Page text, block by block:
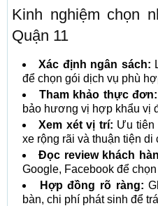
Kinh nghiệm chọn
Quận 11
Xác định ngân sách:
để chọn gói dịch vụ phù
Tham khảo thực đơn:
bảo hương vị hợp khẩu vị
Xem xét vị trí: Ưu tiên
xe rộng rãi và thuận tiện di
Đọc review khách
Google, Facebook để
Hợp đồng rõ ràng:
bàn, chi phí phát sinh để